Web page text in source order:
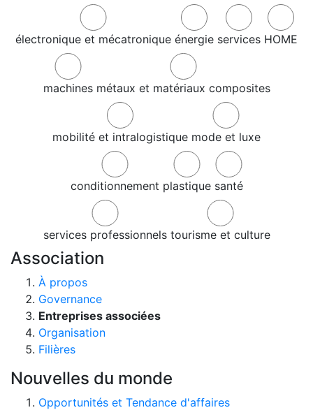
électronique et mécatronique énergie services HOME
machines métaux et matériaux composites
mobilité et intralogistique mode et luxe
conditionnement plastique santé
services professionnels tourisme et culture
Association
À propos
Governance
Entreprises associées
Organisation
Filières
Nouvelles du monde
Opportunités et Tendance d'affaires